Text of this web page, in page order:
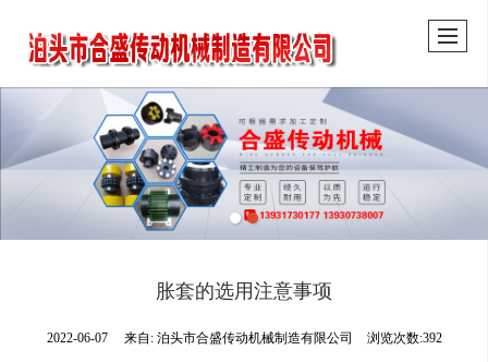
胀套的选用注意事项
2022-06-07 来自: 泊头市合盛传动机械制造有限公司 浏览次数:392